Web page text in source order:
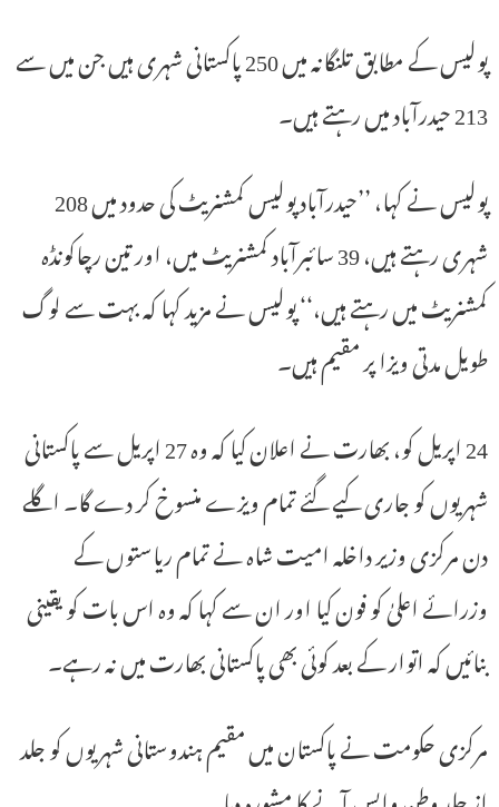
پولیس کے مطابق تلنگانہ میں 250 پاکستانی شہری ہیں جن میں سے
213 حیدرآباد میں رہتے ہیں۔
پولیس نے کہا، ’’حیدرآباد پولیس کمشنریٹ کی حدود میں 208
شہری رہتے ہیں، 39 سائبرآباد کمشنریٹ میں، اور تین رچاکونڈہ
کمشنریٹ میں رہتے ہیں،‘‘ پولیس نے مزید کہا کہ بہت سے لوگ
طویل مدتی ویزا پر مقیم ہیں۔
24 اپریل کو، بھارت نے اعلان کیا کہ وہ 27 اپریل سے پاکستانی
شہریوں کو جاری کیے گئے تمام ویزے منسوخ کر دے گا۔ اگلے
دن مرکزی وزیر داخلہ امیت شاہ نے تمام ریاستوں کے
وزرائے اعلیٰ کو فون کیا اور ان سے کہا کہ وہ اس بات کو یقینی
بنائیں کہ اتوار کے بعد کوئی بھی پاکستانی بھارت میں نہ رہے۔
مرکزی حکومت نے پاکستان میں مقیم ہندوستانی شہریوں کو جلد